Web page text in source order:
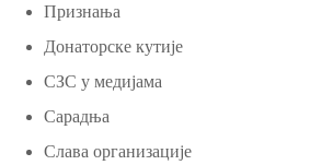
Признања
Донаторске кутије
СЗС у медијама
Сарадња
Слава организације